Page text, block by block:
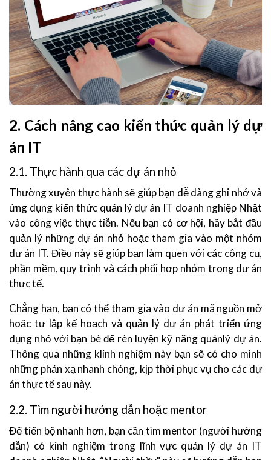
2. Cách nâng cao kiến thức quản lý dự
án IT
2.1. Thực hành qua các dự án nhỏ
Thường xuyên thực hành sẽ giúp bạn dễ dàng ghi nhớ và
ứng dụng kiến thức quản lý dự án IT doanh nghiệp Nhật
vào công việc thực tiễn. Nếu bạn có cơ hội, hãy bắt đầu
quản lý những dự án nhỏ hoặc tham gia vào một nhóm
dự án IT. Điều này sẽ giúp bạn làm quen với các công cụ,
phần mềm, quy trình và cách phối hợp nhóm trong dự án
thực tế.
Chẳng hạn, bạn có thể tham gia vào dự án mã nguồn mở
hoặc tự lập kế hoạch và quản lý dự án phát triển ứng
dụng nhỏ với bạn bè để rèn luyện kỹ năng quảnlý dự án.
Thông qua những klinh nghiệm này bạn sẽ có cho mình
những phản xạ nhanh chóng, kịp thời phục vụ cho các dự
án thực tế sau này.
2.2. Tìm người hướng dẫn hoặc mentor
Để tiến bộ nhanh hơn, bạn cần tìm mentor (người hướng
dẫn) có kinh nghiệm trong lĩnh vực quản lý dự án IT